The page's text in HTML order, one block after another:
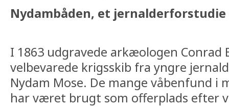
Nydambåden, et
I 1863 udgravede arkæologen Conrad
velbevarede krigsskib fra yngre
Nydam Mose. De mange våbenfund i
har været brugt som offerplads efter